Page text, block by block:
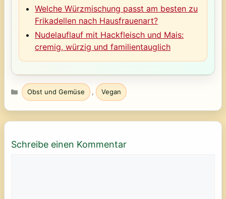
Welche Würzmischung passt am besten zu
Frikadellen nach Hausfrauenart?
Nudelauflauf mit Hackfleisch und Mais:
cremig, würzig und familientauglich
Kategorien
Obst und Gemüse , Vegan
Schreibe einen Kommentar